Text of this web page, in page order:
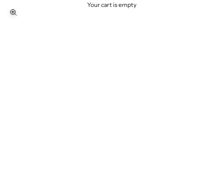
Your cart is empty
Zoom picture